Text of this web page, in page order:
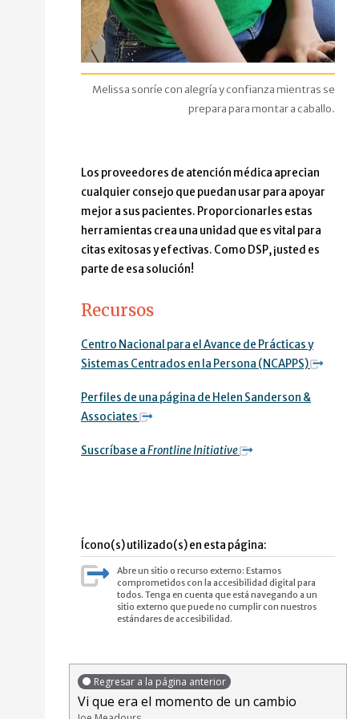
Foto de seis caballos cafés de diferentes colores
Síntomas actuales de Covid-19 Cuándo comenzó
Temperatura superior a 100.4F
Tos seca
Congestión nasal
Diarrea
Dolor de garganta Nivel bajo de oxígeno en la sangre
Dolor de cabeza
Factores de riesgo de gravedad de Covid-19
Residente de cuidado a largo plazo
EPOC/Enfisema/Asma
Trastorno intelectual
Cardiopatía
Uso de corticosteroides
Cáncer
65 años o más
Melissa sonríe con alegría y confianza mientras se
prepara para montar a caballo.
Los proveedores de atención médica aprecian
cualquier consejo que puedan usar para apoyar
mejor a sus pacientes. Proporcionarles estas
herramientas crea una unidad que es vital para
citas exitosas y efectivas. Como DSP, ¡usted es
parte de esa solución!
Recursos
Centro Nacional para el Avance de Prácticas y
Sistemas Centrados en la Persona (NCAPPS)
Perfiles de una página de Helen Sanderson &
Associates
Suscríbase aFrontline Initiative
Ícono(s) utilizado(s) en esta página:
Abre un sitio o recurso externo: Estamos
comprometidos con la accesibilidad digital para
todos. Tenga en cuenta que está navegando a un
sitio externo que puede no cumplir con nuestros
estándares de accesibilidad.
Regresar a la página anterior
Vi que era el momento de un cambio